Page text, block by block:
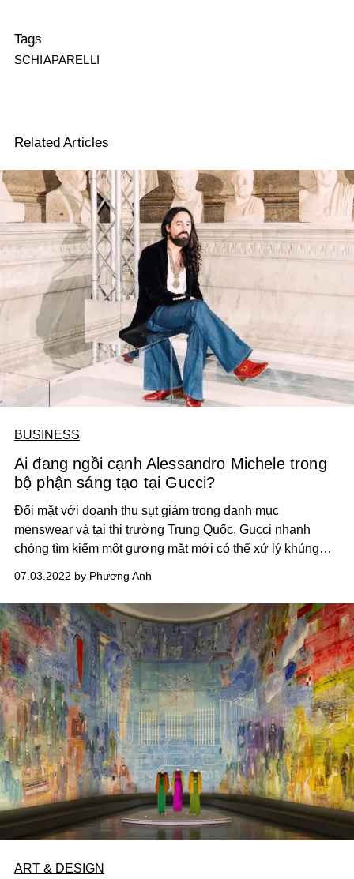
Tags
SCHIAPARELLI
Related Articles
BUSINESS
Ai đang ngồi cạnh Alessandro Michele trong
bộ phận sáng tạo tại Gucci?
Đối mặt với doanh thu sụt giảm trong danh mục
menswear và tại thị trường Trung Quốc, Gucci nhanh
chóng tìm kiếm một gương mặt mới có thể xử lý khủng
07.03.2022 by Phương Anh
ART & DESIGN